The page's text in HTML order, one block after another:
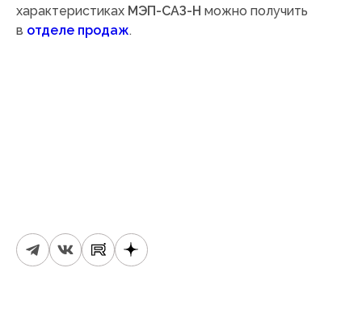
характеристиках МЭП-САЗ-Н можно получить
в отделе продаж.